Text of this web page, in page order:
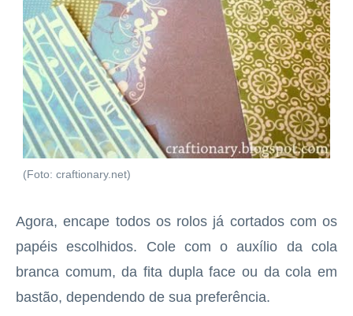
(Foto: craftionary.net)
Agora, encape todos os rolos já cortados com os
papéis escolhidos. Cole com o auxílio da cola
branca comum, da fita dupla face ou da cola em
bastão, dependendo de sua preferência.